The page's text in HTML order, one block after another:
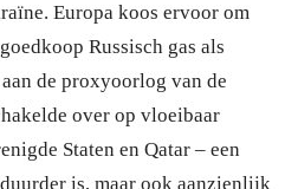
Europa koos ervoor om
Russisch gas als
de proxyoorlog van de
over op vloeibaar
Staten en Qatar – een
is, maar ook aanzienlijk